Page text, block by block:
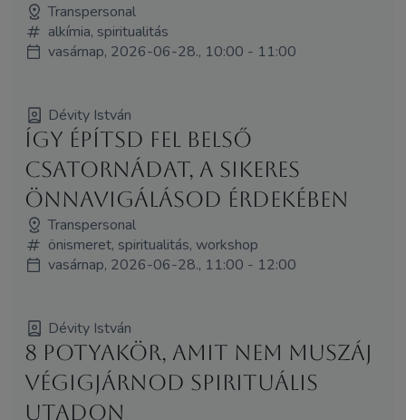
Transpersonal
alkímia, spiritualitás
vasárnap, 2026-06-28., 10:00 - 11:00
Dévity István
Így építsd fel belső
csatornádat, a sikeres
önnavigálásod érdekében
Transpersonal
önismeret, spiritualitás, workshop
vasárnap, 2026-06-28., 11:00 - 12:00
Dévity István
8 potyakör, amit nem muszáj
végigjárnod spirituális
utadon